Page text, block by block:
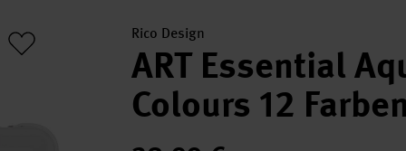
Rico Design
ART Essential
Colours 12 Farben